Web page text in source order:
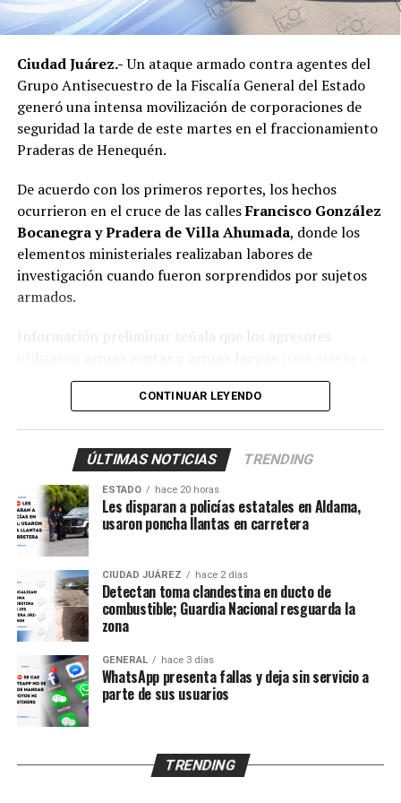
aclarar las circunstancias de la intervención.
Ciudad Juárez.-Un ataque armado contra agentes del
Grupo Antisecuestro de la Fiscalía General del Estado
generó una intensa movilización de corporaciones de
seguridad la tarde de este martes en el fraccionamiento
Praderas de Henequén.
De acuerdo con los primeros reportes, los hechos
ocurrieron en el cruce de las callesFrancisco González
Bocanegra y Pradera de Villa Ahumada, donde los
elementos ministeriales realizaban labores de
investigación cuando fueron sorprendidos por sujetos
armados.
Información preliminar señala que los agresores
los agentes, quienes repelieron la agresión. Hasta el
momento, las autoridades no han informado de manera
como consecuencia del enfrentamiento.
Tras el ataque, elementos de los tres órdenes de
gobierno desplegaron un operativo en el sector para
localizar a los responsables y asegurar la zona.
Se espera que en las próximas horas la Fiscalía General
del Estado emita información oficial sobre lo ocurrido y
el saldo del ataque.
CONTINUAR LEYENDO
ÚLTIMAS NOTICIAS TRENDING
ESTADO hace 20 horas
Les disparan a policías estatales en Aldama,
usaron poncha llantas en carretera
CIUDAD JUÁREZ hace 2 días
Detectan toma clandestina en ducto de
combustible; Guardia Nacional resguarda la
zona
GENERAL hace 3 días
WhatsApp presenta fallas y deja sin servicio a
parte de sus usuarios
TRENDING